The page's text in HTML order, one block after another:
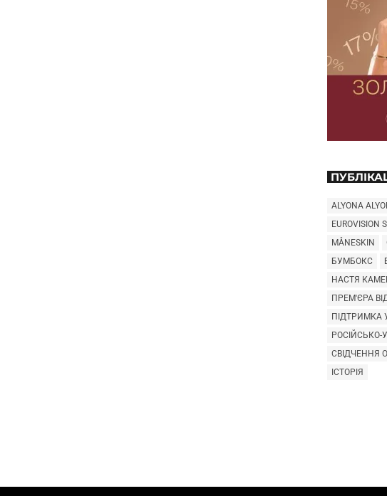
ALYONA
EUROVISION
MÅNESKIN
БУМБОКС
НАСТЯ
ПРЕМ'ЄРА
ПІДТРИМКА
РОСІЙСЬКО-
СВІДЧЕННЯ
ІСТОРІЯ